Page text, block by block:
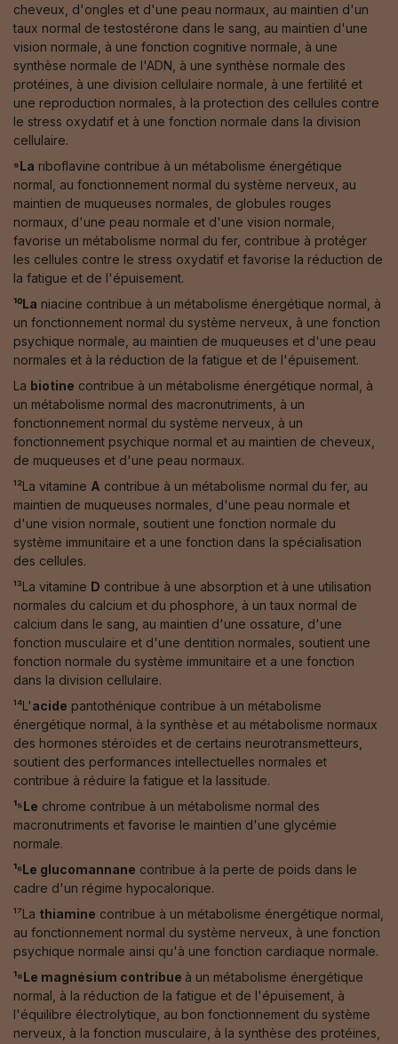
cheveux, d'ongles et d'une peau normaux, au maintien d'un
taux normal de testostérone dans le sang, au maintien d'une
vision normale, à une fonction cognitive normale, à une
synthèse normale de l'ADN, à une synthèse normale des
protéines, à une division cellulaire normale, à une fertilité et
une reproduction normales, à la protection des cellules contre
le stress oxydatif et à une fonction normale dans la division
cellulaire.
⁹La riboflavine contribue à un métabolisme énergétique
normal, au fonctionnement normal du système nerveux, au
maintien de muqueuses normales, de globules rouges
normaux, d'une peau normale et d'une vision normale,
favorise un métabolisme normal du fer, contribue à protéger
les cellules contre le stress oxydatif et favorise la réduction de
la fatigue et de l'épuisement.
¹⁰La niacine contribue à un métabolisme énergétique normal, à
un fonctionnement normal du système nerveux, à une fonction
psychique normale, au maintien de muqueuses et d'une peau
normales et à la réduction de la fatigue et de l'épuisement.
La biotine contribue à un métabolisme énergétique normal, à
un métabolisme normal des macronutriments, à un
fonctionnement normal du système nerveux, à un
fonctionnement psychique normal et au maintien de cheveux,
de muqueuses et d'une peau normaux.
¹²La vitamine A contribue à un métabolisme normal du fer, au
maintien de muqueuses normales, d'une peau normale et
d'une vision normale, soutient une fonction normale du
système immunitaire et a une fonction dans la spécialisation
des cellules.
¹³La vitamine D contribue à une absorption et à une utilisation
normales du calcium et du phosphore, à un taux normal de
calcium dans le sang, au maintien d'une ossature, d'une
fonction musculaire et d'une dentition normales, soutient une
fonction normale du système immunitaire et a une fonction
dans la division cellulaire.
¹⁴L'acide pantothénique contribue à un métabolisme
énergétique normal, à la synthèse et au métabolisme normaux
des hormones stéroïdes et de certains neurotransmetteurs,
soutient des performances intellectuelles normales et
contribue à réduire la fatigue et la lassitude.
¹⁵Le chrome contribue à un métabolisme normal des
macronutriments et favorise le maintien d'une glycémie
normale.
¹⁶Le glucomannane contribue à la perte de poids dans le
cadre d'un régime hypocalorique.
¹⁷La thiamine contribue à un métabolisme énergétique normal,
au fonctionnement normal du système nerveux, à une fonction
psychique normale ainsi qu'à une fonction cardiaque normale.
¹⁸Le magnésium contribue à un métabolisme énergétique
normal, à la réduction de la fatigue et de l'épuisement, à
l'équilibre électrolytique, au bon fonctionnement du système
nerveux, à la fonction musculaire, à la synthèse des protéines,